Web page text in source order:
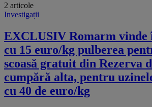
2 articole
Investigații
EXCLUSIV Romarm vinde
cu 15 euro/kg pulberea
scoasă gratuit din Rezerva
cumpără alta, pentru
cu 40 de euro/kg